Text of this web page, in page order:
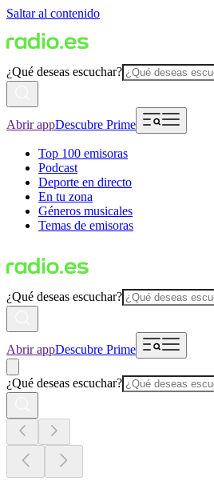
Saltar al contenido
¿Qué deseas escuchar?
Abrir appDescubre Prime
Top 100 emisoras
Podcast
Deporte en directo
En tu zona
Géneros musicales
Temas de emisoras
¿Qué deseas escuchar?
Abrir appDescubre Prime
¿Qué deseas escuchar?